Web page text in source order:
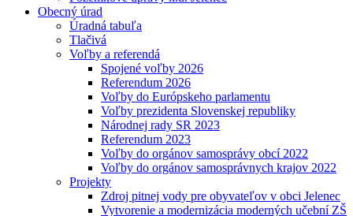
Obecný úrad
Úradná tabuľa
Tlačivá
Voľby a referendá
Spojené voľby 2026
Referendum 2026
Voľby do Európskeho parlamentu
Voľby prezidenta Slovenskej republiky
Národnej rady SR 2023
Referendum 2023
Voľby do orgánov samosprávy obcí 2022
Voľby do orgánov samosprávnych krajov 2022
Projekty
Zdroj pitnej vody pre obyvateľov v obci Jelenec
Vytvorenie a modernizácia moderných učební ZŠ